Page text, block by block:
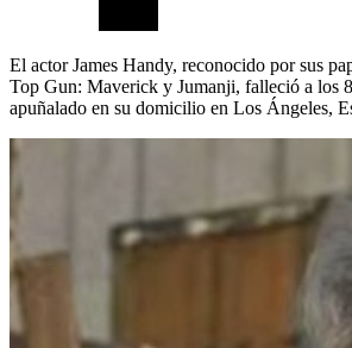
El actor James Handy, reconocido por sus
Top Gun: Maverick y Jumanji, falleció a los
apuñalado en su domicilio en Los Ángeles,